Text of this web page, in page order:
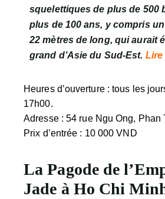
squelettiques de plus de 500
plus de 100 ans, y compris
22 mètres de long, qui aurait
grand d’Asie du Sud-Est.
Heures d’ouverture: tous les
17h00.
Adresse: 54 rue Ngu Ong, Phan
Prix d’entrée : 10 000 VND
La Pagode de
Jade à Ho Chi